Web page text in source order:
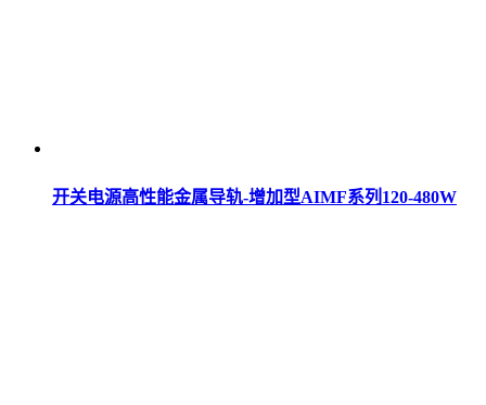
开关电源高性能金属导轨-增加型AIMF系列120-480W